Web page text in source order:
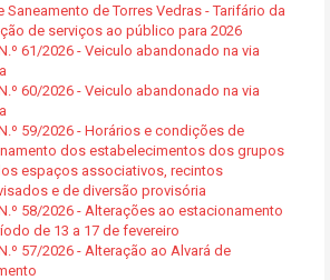
Saneamento de Torres Vedras - Tarifário da
de serviços ao público para 2026
61/2026 - Veiculo abandonado na via
60/2026 - Veiculo abandonado na via
59/2026 - Horários e condições de
dos estabelecimentos dos grupos
espaços associativos, recintos
e de diversão provisória
58/2026 - Alterações ao estacionamento
de 13 a 17 de fevereiro
57/2026 - Alteração ao Alvará de